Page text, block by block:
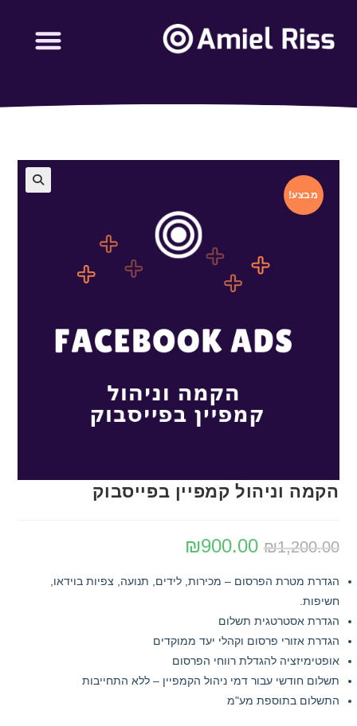
מבצע!
הקמה וניהול קמפיין בפייסבוק
₪1,200.00
₪900.00
הגדרת מטרת הפרסום – מכירות, לידים, תנועה, צפיות בוידאו,
חשיפות.
הגדרת אסטרטגית תשלום
הגדרת אזורי פרסום וקהלי יעד ממוקדים
אופטימיזציה להגדלת רווחי הפרסום
תשלום חודשי עבור דמי ניהול הקמפיין – ללא התחייבות
התשלום בתוספת מע"מ